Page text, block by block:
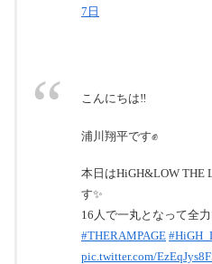
7日
こんにちは‼️
浦川翔平です✊
本日はHiGH&LOW THE
す✨
16人で一丸となって全
#THERAMPAGE
pic.twitter.com/